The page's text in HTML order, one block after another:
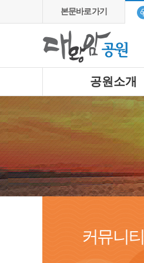
본문바로가기
공원소개
커뮤니티